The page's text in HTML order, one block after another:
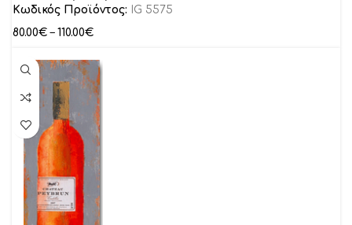
Κωδικός Προϊόντος:
IG 5575
80.00€ – 110.00€